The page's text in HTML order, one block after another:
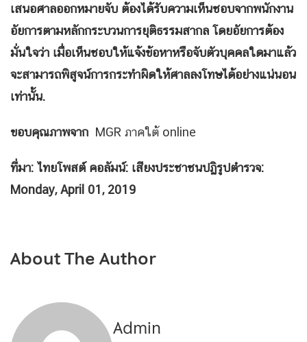
เสนอศาลออกหมายจับ ต้องได้รับความเห็นชอบจากพนักงาน
อัยการตามหลักกระบวนการยุติธรรมสากล โดยอัยการต้อง
มั่นใจว่า เมื่อเห็นชอบให้แจ้งข้อหาหรือจับตัวบุคคลใดมาแล้ว
จะสามารถพิสูจน์การกระทำผิดให้ศาลลงโทษได้อย่างแน่นอน
เท่านั้น.
ขอบคุณภาพจาก MGR ภาคใต้ online
ที่มา: ไทยโพสต์ คอลัมน์: เสียงประชาชนปฏิรูปตำรวจ:
Monday, April 01, 2019
About The Author
Admin